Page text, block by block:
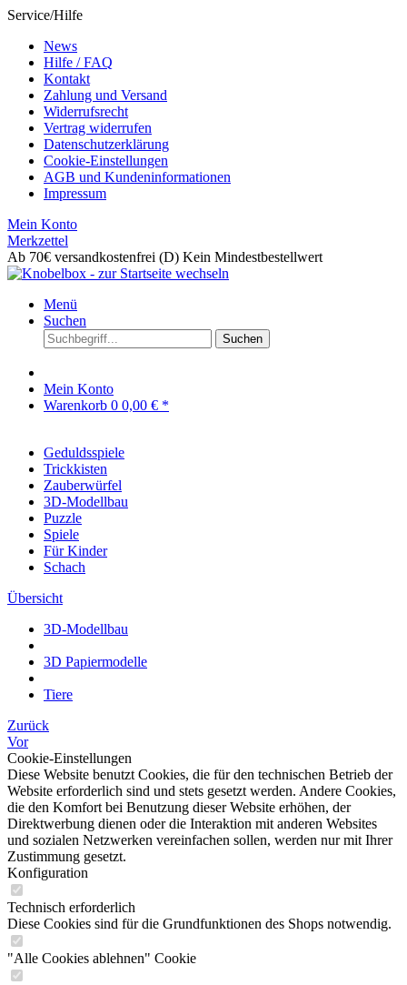
Service/Hilfe
News
Hilfe / FAQ
Kontakt
Zahlung und Versand
Widerrufsrecht
Vertrag widerrufen
Datenschutzerklärung
Cookie-Einstellungen
AGB und Kundeninformationen
Impressum
Mein Konto
Merkzettel
Ab 70€ versandkostenfrei (D) Kein Mindestbestellwert
Menü
Suchen
Suchen
Mein Konto
Warenkorb 0 0,00 € *
Geduldsspiele
Trickkisten
Zauberwürfel
3D-Modellbau
Puzzle
Spiele
Für Kinder
Schach
Übersicht
3D-Modellbau
3D Papiermodelle
Tiere
Zurück
Vor
Cookie-Einstellungen
Diese Website benutzt Cookies, die für den technischen Betrieb der
Website erforderlich sind und stets gesetzt werden. Andere Cookies,
die den Komfort bei Benutzung dieser Website erhöhen, der
Direktwerbung dienen oder die Interaktion mit anderen Websites
und sozialen Netzwerken vereinfachen sollen, werden nur mit Ihrer
Zustimmung gesetzt.
Konfiguration
Technisch erforderlich
Diese Cookies sind für die Grundfunktionen des Shops notwendig.
"Alle Cookies ablehnen" Cookie